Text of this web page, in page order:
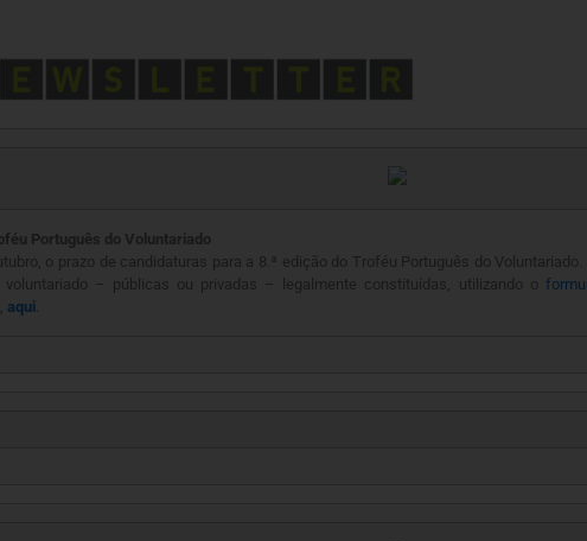
Português do Voluntariado
o prazo de candidaturas para a 8.ª edição do Troféu Português do
voluntariado – públicas ou privadas – legalmente constituídas, utilizando o
aqui